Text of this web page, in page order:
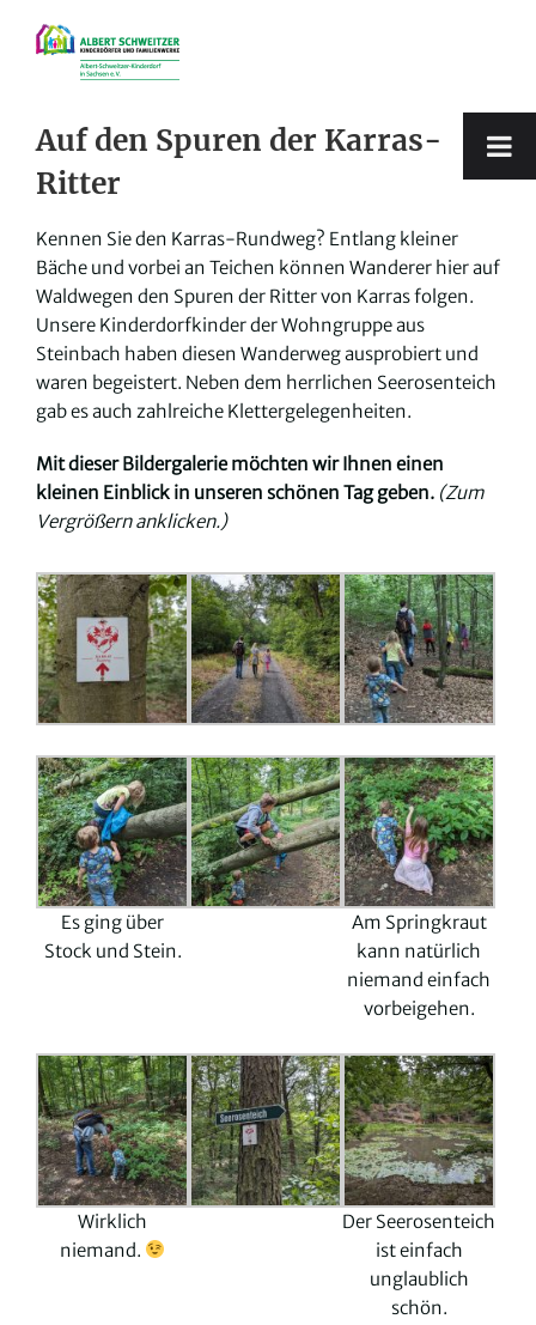
Inhalt
Auf den Spuren der Karras-
Ritter
Kennen Sie den Karras-Rundweg? Entlang kleiner
Bäche und vorbei an Teichen können Wanderer hier auf
Waldwegen den Spuren der Ritter von Karras folgen.
Unsere Kinderdorfkinder der Wohngruppe aus
Steinbach haben diesen Wanderweg ausprobiert und
waren begeistert. Neben dem herrlichen Seerosenteich
gab es auch zahlreiche Klettergelegenheiten.
Mit dieser Bildergalerie möchten wir Ihnen einen
kleinen Einblick in unseren schönen Tag geben. (Zum
Vergrößern anklicken.)
Es ging über
Stock und Stein.
Am Springkraut
kann natürlich
niemand einfach
vorbeigehen.
Wirklich
niemand.
Der Seerosenteich
ist einfach
unglaublich
schön.